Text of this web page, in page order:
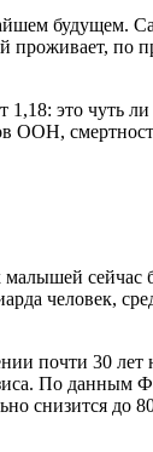
будущем.
проживает, по
это чуть
ООН,
сейчас
человек,
почти 30 лет
По данным
снизится